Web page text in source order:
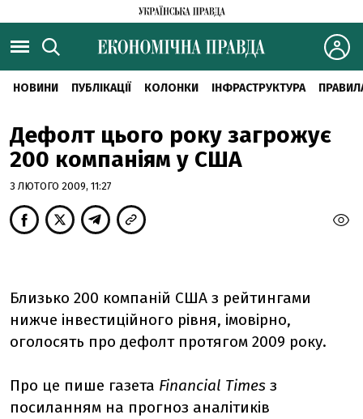
НОВИНИ ПУБЛІКАЦІЇ КОЛОНКИ ІНФРАСТРУКТУРА
Дефолт цього року загрожує
200 компаніям у США
3 ЛЮТОГО 2009, 11:27
Близько 200 компаній США з рейтингами
нижче інвестиційного рівня, імовірно,
оголосять про дефолт протягом 2009 року.
Про це пише газета Financial Times з
посиланням на прогноз аналітиків